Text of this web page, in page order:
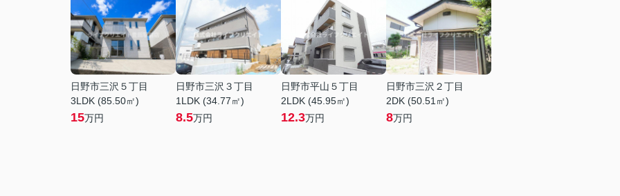
日野市三沢５丁目
3LDK (85.50㎡)
15万円
日野市三沢３丁目
1LDK (34.77㎡)
8.5万円
日野市平山５丁目
2LDK (45.95㎡)
12.3万円
日野市三沢２丁目
2DK (50.51㎡)
8万円